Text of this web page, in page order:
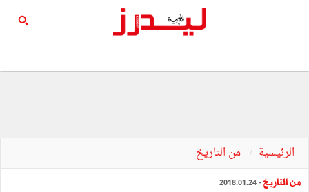
الرئيسية من التاريخ
من التاريخ- 2018.01.24